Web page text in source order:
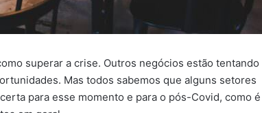
superar a crise. Outros negócios estão tentando
Mas todos sabemos que alguns setores
para esse momento e para o pós-Covid, como é